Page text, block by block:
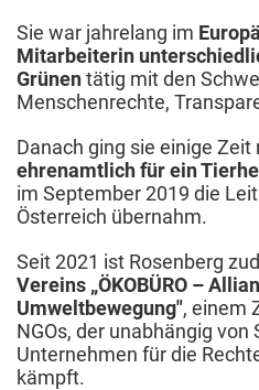
Sie war jahrelang im
Mitarbeiterin
Grünentätig mit den
Menschenrechte,
Danach ging sie einige
ehrenamtlich für ein
im September 2019 die
Österreich übernahm.
Seit 2021 ist Rosenberg
Vereins „ÖKOBÜRO –
Umweltbewegung", einem
NGOs, der unabhängig von
Unternehmen für die
kämpft.